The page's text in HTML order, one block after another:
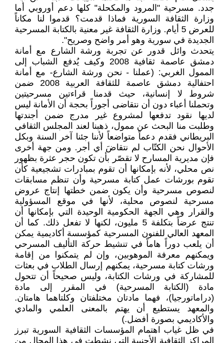
جدد. مسرحية "المرود والمكحلة" كلها دعم أوروبي أما
وزارة الثقافة السورية فماذا قدمت؟ قدموا لنا مكاناً
للعرض 5 أيام. وزارة الثقافة غير معنية بالكتابة المسرحية
الجديدة في سورية وهو أمر واضح وصريح".
يتحدث وائل قدور عن تجربة ورشة الشارع مع أمانة
دمشق عاصمة ثقافية 2008 وكيف يُدفع الشباب إلى
الممول الغربي: (عملنا - نحن ورشة الشارع- مع أمانة
احتفالية دمشق عاصمة للثقافة العربية 2008 ضمن
شروط لا إنسانية، حيث قدمنا قراءتين مسرحيتين
وتحملنا أعباء دون أن نتقاضى أجوراً بحجة أن الأمانة ليس
لديها نقود تدفعها لمشروع غير مدرج ضمن أجندتها
وطلبت منا البحث عن ممول، ذهبنا لعند المجلس الثقافي
البريطاني فقدم دعماً متواضعاً لأننا جئنا آخر السنة وبكل
الأحوال نحن الكتّاب لم نتقاضَ أي أجر. ومن جهة أخرى
فإن مديرية المسارح لا تقصّر بأن تكون حجر عثرة بظهور
نص محلي، لأنه بإمكانها أن تقوم بمبادرات تشجيعية كأن
تقوم بورشات عمل كتابة مسرحية وأن تنظم مسابقات
لنصوص مسرحية وأن يكون ضمن خطتها إنتاج عروض
مسرحية لنصوص محلية، لأنها في موقع المسؤولية
والقرار وهي الجهة الحكومية الوحيدة التي بإمكانها أن
تنتج عرضاً بتكلفة 5 مليون، لكنها لا تفعل ذلك. كما أن
المعهد العالي للفنون المسرحية كمؤسسة أكاديمية يمكن
أن يلعب دوراً هاماً في تنشيط حركة التأليف المسرحي
ويمكنهم معرفة الموهوبين، وإن لم يتمكنوا من إقامة
ورشات كتابة مسرحية، يمكنهم إرسال الطلاب في بعثات
للمشاركة في ورشات الكتابة، وليس صحيحاً أن تتحول
مادة (الكتابة المسرحية) في المقرر إلى مادة
(دراماتورجيا)، فهما مادتان مختلفتان وكلتاهما هامتان.
والمعهد يستطيع أن يهتم بالمعنى العلمي والمادي
والأكاديمي بصورة أفضل.)
في ظل غياب اهتمام المؤسسات الثقافية السورية تبرز
المراكز الثقافية الأجنبية التي نشطت في هذا المجال من